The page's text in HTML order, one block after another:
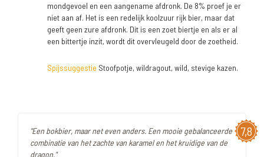
mondgevoel en een aangename afdronk. De 8% proef je er
niet aan af. Het is een redelijk koolzuur rijk bier, maar dat
geeft geen zure afdronk. Dit is een zoet biertje en als er al
een bittertje inzit, wordt dit overvleugeld door de zoetheid.
Spijssuggestie Stoofpotje, wildragout, wild, stevige kazen.
7,8
"Een bokbier, maar net even anders. Een mooie gebalanceerde
combinatie van het zachte van karamel en het kruidige van de
dragon."